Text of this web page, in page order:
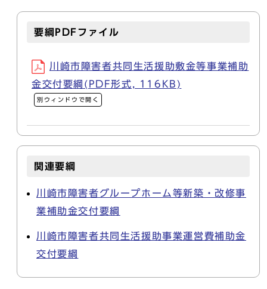
要綱PDFファイル
川崎市障害者共同生活援助敷金等事業補助
金交付要綱(PDF形式, 116KB)
別ウィンドウで開く
関連要綱
川崎市障害者グループホーム等新築・改修事
業補助金交付要綱
川崎市障害者共同生活援助事業運営費補助金
交付要綱